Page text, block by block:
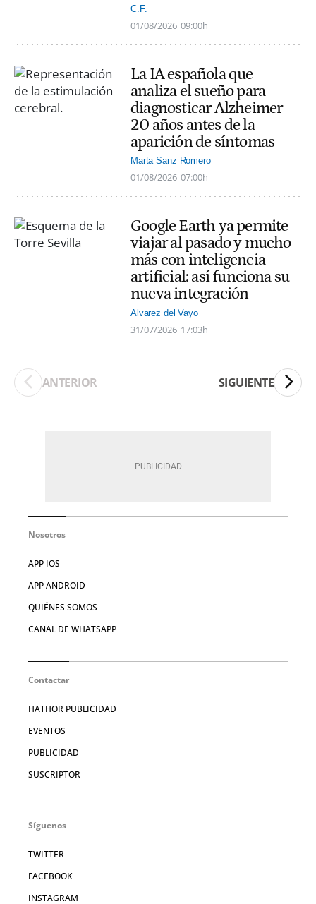
C.F.
01/08/2026 09:00h
La IA española que
analiza el sueño para
diagnosticar Alzheimer
20 años antes de la
aparición de síntomas
Marta Sanz Romero
01/08/2026 07:00h
Google Earth ya permite
viajar al pasado y mucho
más con inteligencia
artificial: así funciona su
nueva integración
Alvarez del Vayo
31/07/2026 17:03h
ANTERIOR SIGUIENTE
Nosotros
APP IOS
APP ANDROID
QUIÉNES SOMOS
CANAL DE WHATSAPP
Contactar
HATHOR PUBLICIDAD
EVENTOS
PUBLICIDAD
SUSCRIPTOR
Síguenos
TWITTER
FACEBOOK
INSTAGRAM